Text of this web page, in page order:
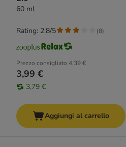
60 ml
Prezzo consigliato 4,39 €
3,99 €
3,79 €
Rating: 2.8/5 (8)
Aggiungi al carrello